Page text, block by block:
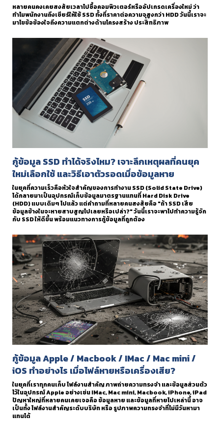
หลายคนคงเคยสงสัยเวลาไปซื้อคอมพิวเตอร์หรืออัปเกรดเครื่องใหม่ ว่า
ทำไมพนักงานถึงเชียร์ให้ใช้ SSD ทั้งที่ราคาต่อความจุสูงกว่า HDD วันนี้เราจะ
มาไขข้อข้องใจถึงความแตกต่างด้านโครงสร้าง ประสิทธิภาพ
กู้ข้อมูล SSD ทำได้จริงไหม? เจาะลึกเหตุผลที่คนยุค
ใหม่เลือกใช้ และวิธีเอาตัวรอดเมื่อข้อมูลหาย
ในยุคที่ความเร็วคือหัวใจสำคัญของการทำงาน SSD (Solid State Drive)
ได้กลายมาเป็นอุปกรณ์เก็บข้อมูลมาตรฐานแทนที่ Hard Disk Drive
(HDD) แบบเดิมๆ ไปแล้ว แต่คำถามที่หลายคนสงสัยคือ "ถ้า SSD เสีย
ข้อมูลข้างในจะหายสาบสูญไปเลยหรือเปล่า?" วันนี้เราจะพาไปทำความรู้จัก
กับ SSD ให้ดีขึ้น พร้อมแนวทางการกู้ข้อมูลที่ถูกต้อง
กู้ข้อมูล Apple / Macbook / IMac / Mac mini /
iOS ทำอย่างไร เมื่อไฟล์หายหรือเครื่องเสีย?
ในยุคที่เราทุกคนเก็บ ไฟล์งานสำคัญ ภาพถ่ายความทรงจำ และข้อมูลส่วนตัว
ไว้ในอุปกรณ์ Apple อย่างเช่น IMac, Mac mini, Macbook, iPhone, iPad
ปัญหาใหญ่ที่หลายคนเคยเจอคือ ข้อมูลหาย และข้อมูลที่หายไปเหล่านี้ อาจ
เป็นทั้ง ไฟล์งานสำคัญระดับบริษัท หรือ รูปภาพความทรงจำที่ไม่มีวันหามา
แทนได้